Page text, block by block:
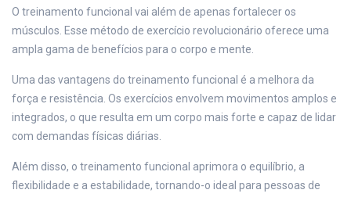
O treinamento funcional vai além de apenas fortalecer os
músculos. Esse método de exercício revolucionário oferece uma
ampla gama de benefícios para o corpo e mente.
Uma das vantagens do treinamento funcional é a melhora da
força e resistência. Os exercícios envolvem movimentos amplos e
integrados, o que resulta em um corpo mais forte e capaz de lidar
com demandas físicas diárias.
Além disso, o treinamento funcional aprimora o equilíbrio, a
flexibilidade e a estabilidade, tornando-o ideal para pessoas de